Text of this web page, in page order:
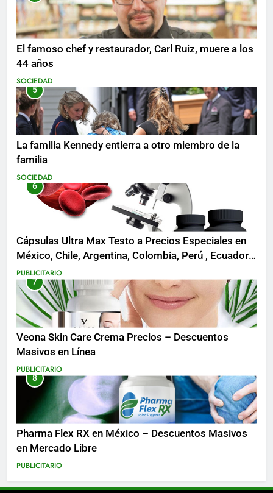
El famoso chef y restaurador, Carl Ruiz, muere a los
44 años
SOCIEDAD
5
La familia Kennedy entierra a otro miembro de la
familia
SOCIEDAD
6
Cápsulas Ultra Max Testo a Precios Especiales en
México, Chile, Argentina, Colombia, Perú , Ecuador,
Costa Rica y Más
PUBLICITARIO
7
Veona Skin Care Crema Precios – Descuentos
Masivos en Línea
PUBLICITARIO
8
Pharma Flex RX en México – Descuentos Masivos
en Mercado Libre
PUBLICITARIO